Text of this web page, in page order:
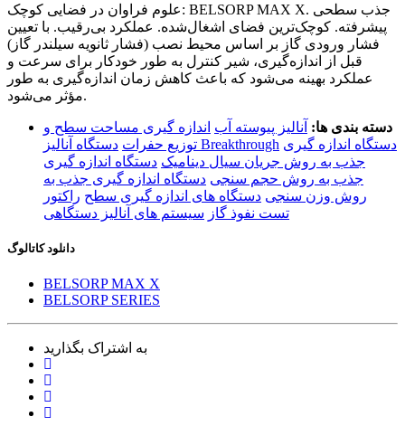
علوم فراوان در فضایی کوچک: BELSORP MAX X. جذب سطحی
پیشرفته. کوچک‌ترین فضای اشغال‌شده. عملکرد بی‌رقیب. با تعیین
فشار ورودی گاز بر اساس محیط نصب (فشار ثانویه سیلندر گاز)
قبل از اندازه‌گیری، شیر کنترل به طور خودکار برای سرعت و
عملکرد بهینه می‌شود که باعث کاهش زمان اندازه‌گیری به طور
مؤثر می‌شود.
دسته بندی ها: آنالیز پیوسته آب اندازه گیری مساحت سطح و
توزیع حفرات دستگاه آنالیز Breakthrough دستگاه اندازه گیری
جذب به روش جریان سیال دینامیک دستگاه اندازه گیری
جذب به روش حجم سنجی دستگاه اندازه گیری جذب به
روش وزن سنجی دستگاه های اندازه گیری سطح راکتور
تست نفوذ گاز سیستم های آنالیز دستگاهی
دانلود کاتالوگ
BELSORP MAX X
BELSORP SERIES
به اشتراک بگذارید